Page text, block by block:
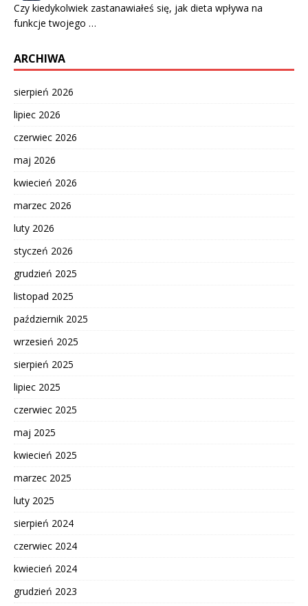
Czy kiedykolwiek zastanawiałeś się, jak dieta wpływa na
funkcje twojego …
ARCHIWA
sierpień 2026
lipiec 2026
czerwiec 2026
maj 2026
kwiecień 2026
marzec 2026
luty 2026
styczeń 2026
grudzień 2025
listopad 2025
październik 2025
wrzesień 2025
sierpień 2025
lipiec 2025
czerwiec 2025
maj 2025
kwiecień 2025
marzec 2025
luty 2025
sierpień 2024
czerwiec 2024
kwiecień 2024
grudzień 2023